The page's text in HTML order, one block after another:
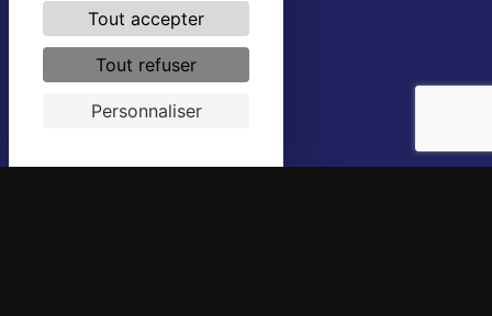
Tout accepter
Tout refuser
Personnaliser